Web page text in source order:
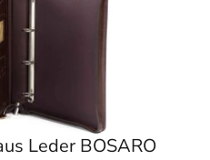
Leder BOSARO